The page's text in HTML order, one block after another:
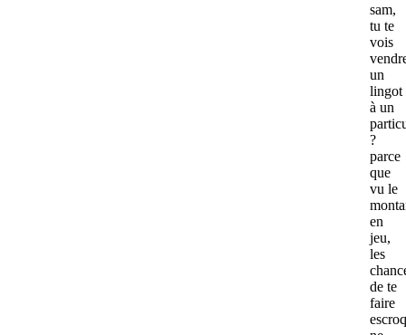
sam,
tu te
vois
un
lingot
à un
?
parce
que
vu le
en
jeu,
les
de te
faire